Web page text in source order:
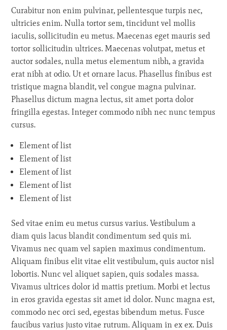
Curabitur non enim pulvinar, pellentesque turpis nec,
ultricies enim. Nulla tortor sem, tincidunt vel mollis
iaculis, sollicitudin eu metus. Maecenas eget mauris sed
tortor sollicitudin ultrices. Maecenas volutpat, metus et
auctor sodales, nulla metus elementum nibh, a gravida
erat nibh at odio. Ut et ornare lacus. Phasellus finibus est
tristique magna blandit, vel congue magna pulvinar.
Phasellus dictum magna lectus, sit amet porta dolor
fringilla egestas. Integer commodo nibh nec nunc tempus
cursus.
Element of list
Element of list
Element of list
Element of list
Element of list
Sed vitae enim eu metus cursus varius. Vestibulum a
diam quis lacus blandit condimentum sed quis mi.
Vivamus nec quam vel sapien maximus condimentum.
Aliquam finibus elit vitae elit vestibulum, quis auctor nisl
lobortis. Nunc vel aliquet sapien, quis sodales massa.
Vivamus ultrices dolor id mattis pretium. Morbi et lectus
in eros gravida egestas sit amet id dolor. Nunc magna est,
commodo nec orci sed, egestas bibendum metus. Fusce
faucibus varius justo vitae rutrum. Aliquam in ex ex. Duis